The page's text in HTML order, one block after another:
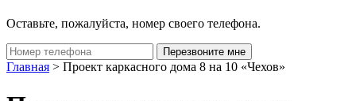
Оставьте, пожалуйста, номер своего телефона.
Главная > Проект каркасного дома 8 на 10 «Чехов»